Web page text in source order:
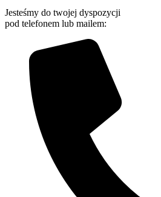
Jesteśmy do twojej dyspozycji
pod telefonem lub mailem: